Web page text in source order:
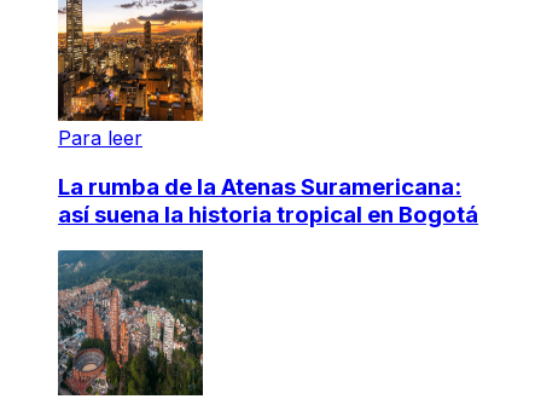
Para leer
La rumba de la Atenas Suramericana:
así suena la historia tropical en Bogotá